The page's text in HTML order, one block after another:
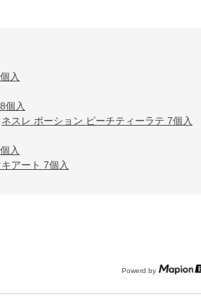
入
個入
ネスレ ポーション ピーチティーラテ 7個入
入
アート 7個入
Powerd by